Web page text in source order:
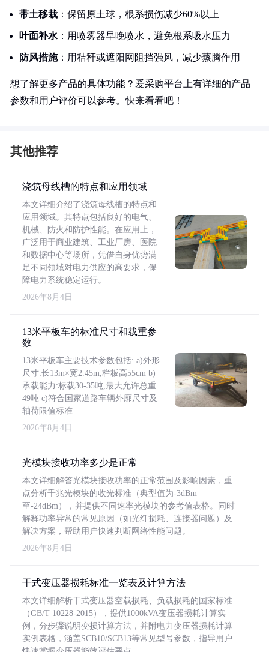
带土移栽 ：保留原土球，根系损伤减少60%以上
叶面补水 ：用喷雾器早晚喷水，避免根系吸水压力
防风措施：用秸秆或遮阳网阻挡强风，减少蒸腾作用
想了解更多产品的具体功能？爱采购平台上有详细的产品
参数和用户评价可以参考。快来看看吧！
其他推荐
浇筑母线槽的特点和应用领域
本文详细介绍了浇筑母线槽的特点和
应用领域。其特点包括良好的电气、
机械、防火和防护性能。在应用上，
广泛用于商业建筑、工业厂房、医院
和数据中心等场所，凭借自身优势满
足不同领域对电力供应的高要求，保
障电力系统稳定运行。
2026年8月4日
13米平板车的标准尺寸和载重参
数
13米平板车主要技术参数包括: a)外形
尺寸:长13m×宽2.45m,栏板高55cm b)
承载能力:标载30-35吨,最大允许总重
49吨 c)符合国家道路车辆外廓尺寸及
轴荷限值标准
2026年8月4日
光模块接收功率多少是正常
本文详细解答光模块接收功率的正常范围及影响因素，重
点分析千兆光模块的收光标准（典型值为-3dBm
至-24dBm），并提供不同速率光模块的参考值表格。同时
解释功率异常的常见原因（如光纤损耗、连接器问题）及
解决方案，帮助用户快速判断网络性能问题。
2026年8月4日
干式变压器损耗标准一览表及计算方法
本文详细解析干式变压器空载损耗、负载损耗的国家标准
（GB/T 10228-2015），提供1000kVA变压器损耗计算实
例，分步骤说明变损计算方法，并附电力变压器损耗计算
实例表格，涵盖SCB10/SCB13等常见型号参数，指导用户